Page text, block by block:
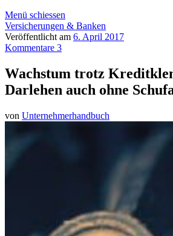
Menü schiessen
Versicherungen & Banken
Veröffentlicht am 6. April 2017
Kommentare 3
Wachstum trotz
Darlehen auch ohne
von Unternehmerhandbuch